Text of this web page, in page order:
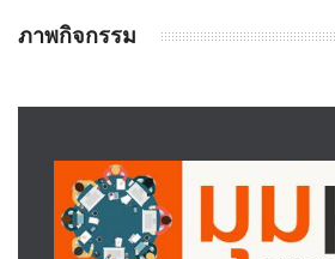
ภาพกิจกรรม